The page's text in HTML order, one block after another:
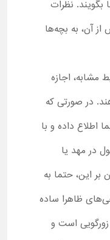
بگویند. نظرات
آن، به بچه‌ها
مشابه، اجازه
در صورتی که
اطلاع داده و با
در مهد یا
بر این، حتما به
ظاهرا ساده
است و